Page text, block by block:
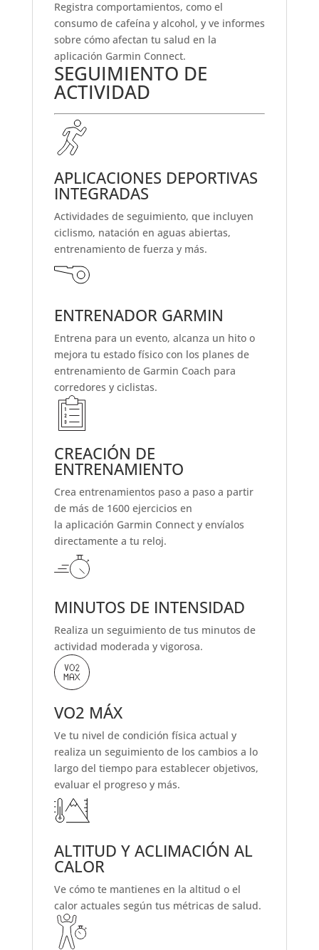
Registra comportamientos, como el
consumo de cafeína y alcohol, y ve informes
sobre cómo afectan tu salud en la
aplicación Garmin Connect.
SEGUIMIENTO DE
ACTIVIDAD
APLICACIONES DEPORTIVAS
INTEGRADAS
Actividades de seguimiento, que incluyen
ciclismo, natación en aguas abiertas,
entrenamiento de fuerza y ​​más.
ENTRENADOR GARMIN
Entrena para un evento, alcanza un hito o
mejora tu estado físico con los planes de
entrenamiento de Garmin Coach para
corredores y ciclistas.
CREACIÓN DE
ENTRENAMIENTO
Crea entrenamientos paso a paso a partir
de más de 1600 ejercicios en
la aplicación Garmin Connecty envíalos
directamente a tu reloj.
MINUTOS DE INTENSIDAD
Realiza un seguimiento de tus minutos de
actividad moderada y vigorosa.
VO2 MÁX
Ve tu nivel de condición física actual y
realiza un seguimiento de los cambios a lo
largo del tiempo para establecer objetivos,
evaluar el progreso y más.
ALTITUD Y ACLIMACIÓN AL
CALOR
Ve cómo te mantienes en la altitud o el
calor actuales según tus métricas de salud.